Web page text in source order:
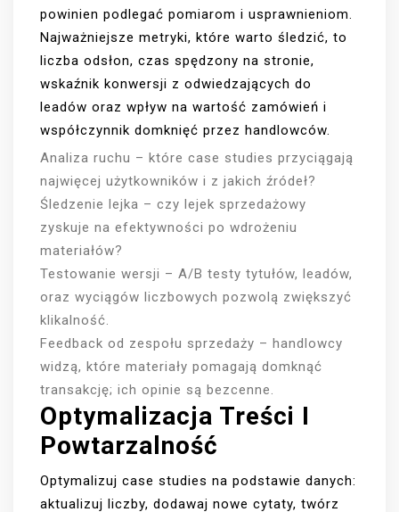
powinien podlegać pomiarom i usprawnieniom.
Najważniejsze metryki, które warto śledzić, to
liczba odsłon, czas spędzony na stronie,
wskaźnik konwersji z odwiedzających do
leadów oraz wpływ na wartość zamówień i
współczynnik domknięć przez handlowców.
Analiza ruchu – które case studies przyciągają
najwięcej użytkowników i z jakich źródeł?
Śledzenie lejka – czy lejek sprzedażowy
zyskuje na efektywności po wdrożeniu
materiałów?
Testowanie wersji – A/B testy tytułów, leadów,
oraz wyciągów liczbowych pozwolą zwiększyć
klikalność.
Feedback od zespołu sprzedaży – handlowcy
widzą, które materiały pomagają domknąć
transakcję; ich opinie są bezcenne.
Optymalizacja Treści I
Powtarzalność
Optymalizuj case studies na podstawie danych:
aktualizuj liczby, dodawaj nowe cytaty, twórz